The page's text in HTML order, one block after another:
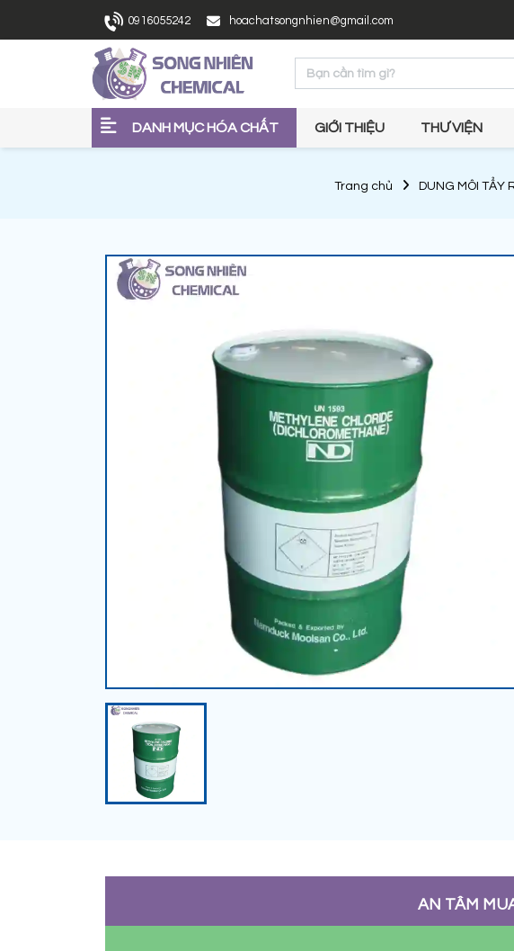
0916055242 hoachatsongnhien@gmail.com
DANH MỤC HÓA CHẤT GIỚI THIỆU THƯ VIỆN
Trang chủ DUNG MÔI TẨY
AN TÂM